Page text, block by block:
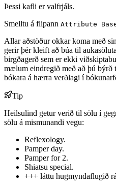
Þessi kafli er valfrjáls.
Smelltu á flipann Attribute
Allar aðstöður okkar koma með
gerir þér kleift að búa til
birgðagerð sem er ekki
mælum eindregið með að þú
bókara á hærra verðlagi í
Tip
Heilsulind getur verið til sölu í
sölu á mismunandi vegu:
Reflexology.
Pamper day.
Pamper for 2.
Shiatsu special.
+++ láttu hugmyndaflugið